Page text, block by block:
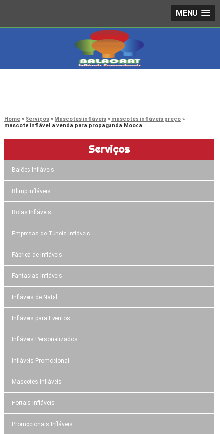
MENU
Home Serviços Mascotes infláveis
mascotes infláveis preço
mascote inflável a venda para propaganda Mooca
Serviços
Balões Infláveis
Blimp infláveis
Bolas Infláveis
Empresas de Túneis Infláveis
Fábrica de Infláveis
Fantasias Infláveis
Infláveis de Natal
Infláveis para Eventos
Infláveis Personalizados
Infláveis Promocional
Mascotes Infláveis
Portais Infláveis
Promocionais Infláveis